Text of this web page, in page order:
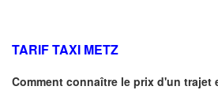
TARIF TAXI METZ
Comment connaître le prix d'un trajet